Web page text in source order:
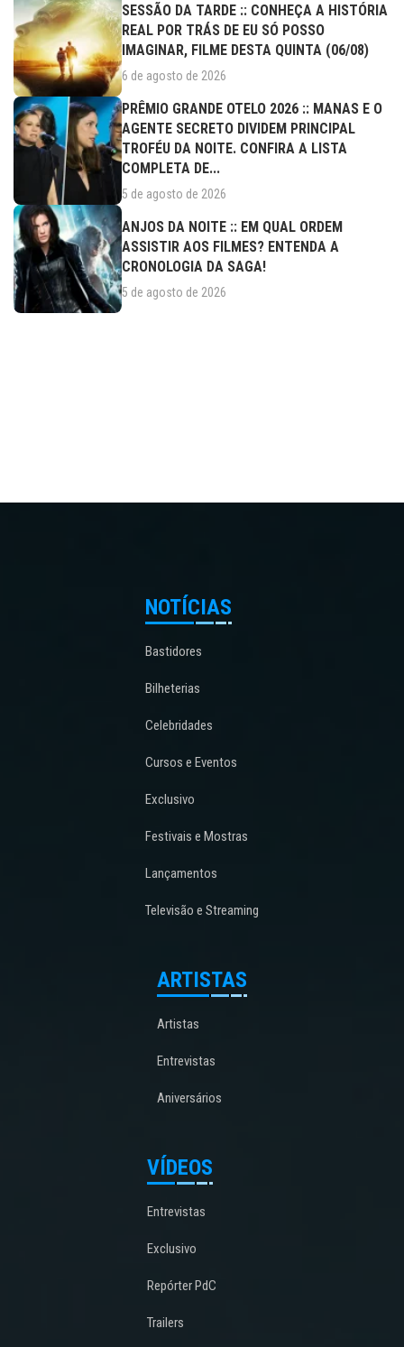
SESSÃO DA TARDE :: CONHEÇA A HISTÓRIA
REAL POR TRÁS DE EU SÓ POSSO
IMAGINAR, FILME DESTA QUINTA (06/08)
6 de agosto de 2026
PRÊMIO GRANDE OTELO 2026 :: MANAS E O
AGENTE SECRETO DIVIDEM PRINCIPAL
TROFÉU DA NOITE. CONFIRA A LISTA
COMPLETA DE...
5 de agosto de 2026
ANJOS DA NOITE :: EM QUAL ORDEM
ASSISTIR AOS FILMES? ENTENDA A
CRONOLOGIA DA SAGA!
5 de agosto de 2026
NOTÍCIAS
Bastidores
Bilheterias
Celebridades
Cursos e Eventos
Exclusivo
Festivais e Mostras
Lançamentos
Televisão e Streaming
ARTISTAS
Artistas
Entrevistas
Aniversários
VÍDEOS
Entrevistas
Exclusivo
Repórter PdC
Trailers